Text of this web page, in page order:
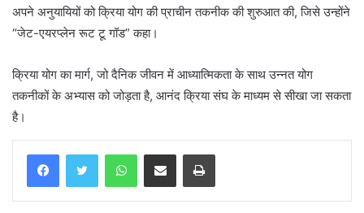
अपने अनुयायियों को क्रिया योग की प्राचीन तकनीक की शुरुआत की, जिसे उन्होंने
“जेट-एयरप्लेन रूट टू गॉड” कहा।
क्रिया योग का मार्ग, जो दैनिक जीवन में आध्यात्मिकता के साथ उन्नत योग
तकनीकों के अभ्यास को जोड़ता है, आनंद क्रिया संघ के माध्यम से सीखा जा सकता
है।
WhatsApp
Share via Email Print